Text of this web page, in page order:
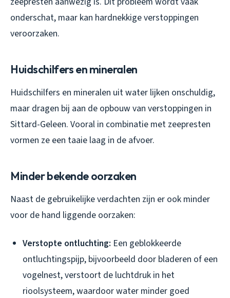
onderschat, maar kan hardnekkige verstoppingen
veroorzaken.
Huidschilfers en mineralen
Huidschilfers en mineralen uit water lijken onschuldig,
maar dragen bij aan de opbouw van verstoppingen in
Sittard-Geleen. Vooral in combinatie met zeepresten
vormen ze een taaie laag in de afvoer.
Minder bekende oorzaken
Naast de gebruikelijke verdachten zijn er ook minder
voor de hand liggende oorzaken:
Verstopte ontluchting: Een geblokkeerde
ontluchtingspijp, bijvoorbeeld door bladeren of een
vogelnest, verstoort de luchtdruk in het
rioolsysteem, waardoor water minder goed